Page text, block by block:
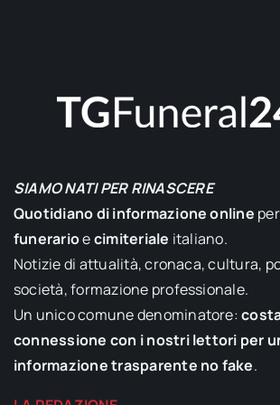
SIAMO NATI PER RINASCERE
Quotidiano di informazione online
funerarioecimiteriale italiano.
Notizie di attualità, cronaca, cultura,
società, formazione professionale.
Un unico comune denominatore:
connessione con i nostri lettori per
informazione trasparente no fake.